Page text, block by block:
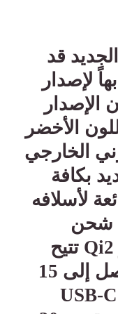
قد
لإصدار
الإصدار
الأخضر
الخارجي
بكافة
لأسلافه
شحن
Qi2 تتيح
شحن الأجهزة بقدرة تصل إلى 15
USB-C